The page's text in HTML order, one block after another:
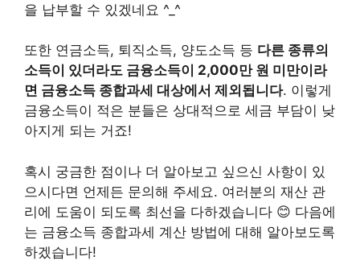
을 납부할 수 있겠네요 ^_^
또한 연금소득, 퇴직소득, 양도소득 등 다른 종류의
소득이 있더라도 금융소득이 2,000만 원 미만이라
면 금융소득 종합과세 대상에서 제외됩니다. 이렇게
금융소득이 적은 분들은 상대적으로 세금 부담이 낮
아지게 되는 거죠!
혹시 궁금한 점이나 더 알아보고 싶으신 사항이 있
으시다면 언제든 문의해 주세요. 여러분의 재산 관
리에 도움이 되도록 최선을 다하겠습니다 😊 다음에
는 금융소득 종합과세 계산 방법에 대해 알아보도록
하겠습니다!